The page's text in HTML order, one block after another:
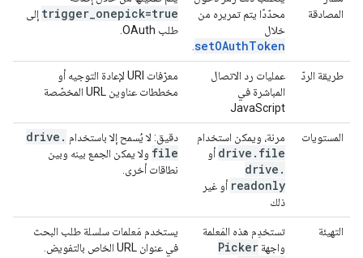
المصادقة
محدّدًا يتم تمريره من
خلال
setOAuthToken
trigger onepick=true
إلى
طلب OAuth.
طريقة الردّ
عمليات رد الاتصال
المباشرة في
JavaScript
معرّفات URI لإعادة التوجيه أو
مخططات عناوين URL المخصّصة
المستويات مرنة، ويمكن استخدام
drive . file أو
drive .
readonly أو غير
ذلك
دقيق: لا يُسمح إلا باستخدام drive .
file ولا يمكن الجمع بينه وبين
نطاقات أخرى.
التهيئة
تستخدِم هذه المَعلمة
واجهة Picker
يستخدم مَعلمات سلسلة طلب البحث
في عنوان URL الخاص بالتفويض.